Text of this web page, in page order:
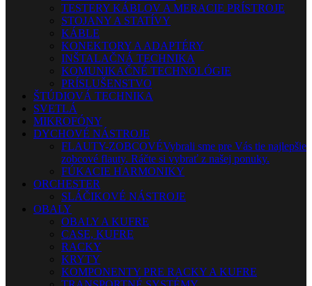
TESTERY KÁBLOV A MERACIE PRÍSTROJE
STOJANY A STATÍVY
KÁBLE
KONEKTORY A ADAPTÉRY
INŠTALAČNÁ TECHNIKA
KOMUNIKAČNÉ TECHNOLÓGIE
PRÍSLUŠENSTVO
ŠTÚDIOVÁ TECHNIKA
SVETLÁ
MIKROFÓNY
DYCHOVÉ NÁSTROJE
FLAUTY-ZOBCOVÉVybrali sme pre Vás tie najlepšie
zobcové flauty. Ráčte si vybrať z našej ponuky.
FÚKACIE HARMONIKY
ORCHESTER
SLÁČIKOVÉ NÁSTROJE
OBALY
OBALY A KUFRE
CASE, KUFRE
RACKY
KRYTY
KOMPONENTY PRE RACKY A KUFRE